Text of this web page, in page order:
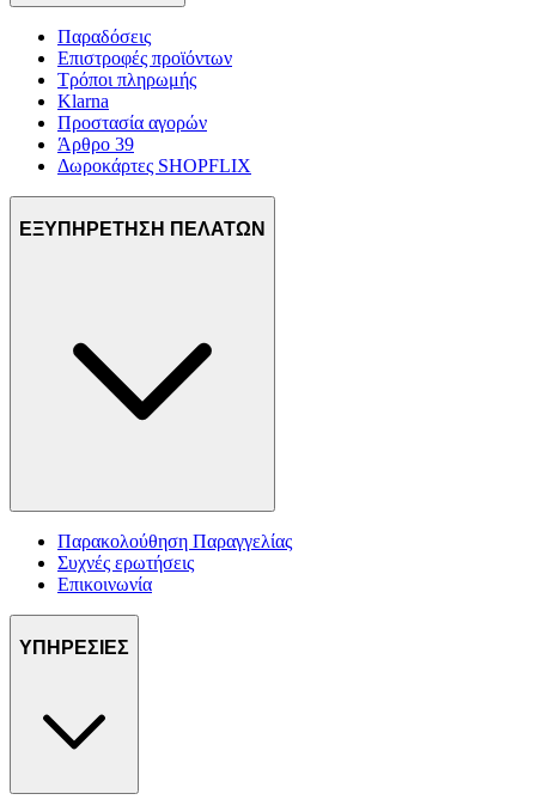
Παραδόσεις
Επιστροφές προϊόντων
Τρόποι πληρωμής
Klarna
Προστασία αγορών
Άρθρο 39
Δωροκάρτες SHOPFLIX
ΕΞΥΠΗΡΕΤΗΣΗ ΠΕΛΑΤΩΝ
Παρακολούθηση Παραγγελίας
Συχνές ερωτήσεις
Επικοινωνία
ΥΠΗΡΕΣΙΕΣ